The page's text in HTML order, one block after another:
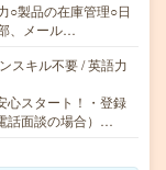
○製品の在庫管理○日
、メール…
スキル不要 / 英語力
心スタート！・登録
話面談の場合）…